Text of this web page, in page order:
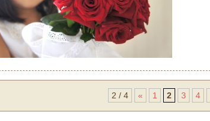
2 / 4 « 1 2 3 4